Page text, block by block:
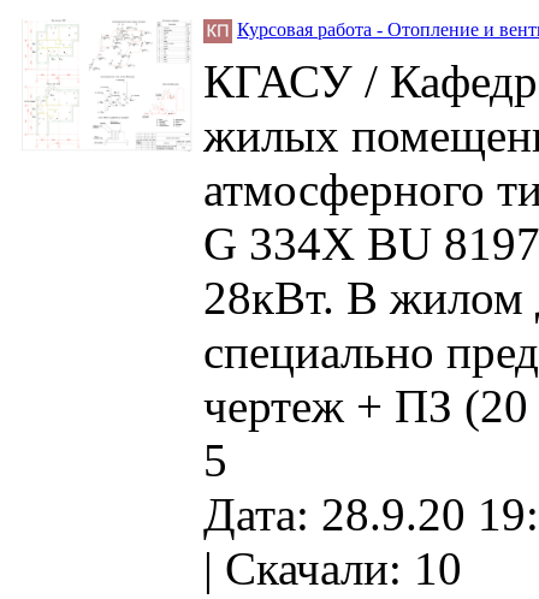
Курсовая работа - Отопление и
КГАСУ /
жилых
атмосферного
G 334X BU
28кВт. В жилом
специально
чертеж + ПЗ (20
5
Дата: 28.9.20
| Скачали: 10